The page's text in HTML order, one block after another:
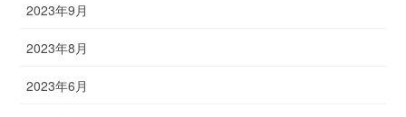
2023年9月
2023年8月
2023年6月